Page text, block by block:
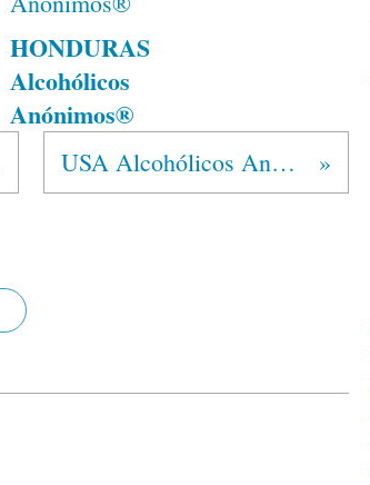
HONDURAS
Alcohólicos
Anónimos®
USA Alcohólicos Anónimos®